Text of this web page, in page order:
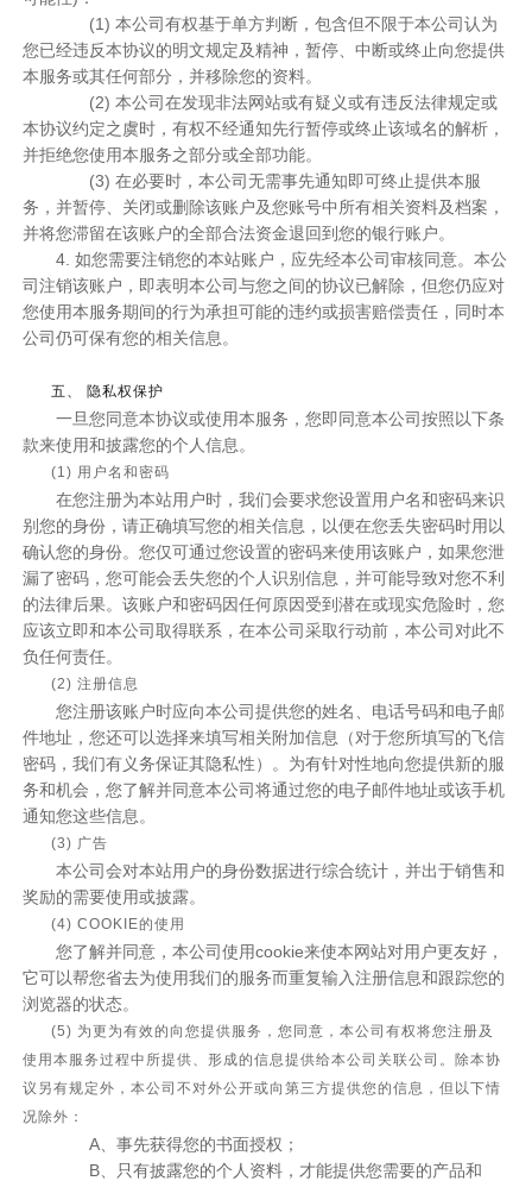
(1) 本公司有权基于单方判断，包含但不限于本公司认为
您已经违反本协议的明文规定及精神，暂停、中断或终止向您提供
本服务或其任何部分，并移除您的资料。
(2) 本公司在发现非法网站或有疑义或有违反法律规定或
本协议约定之虞时，有权不经通知先行暂停或终止该域名的解析，
并拒绝您使用本服务之部分或全部功能。
(3) 在必要时，本公司无需事先通知即可终止提供本服
务，并暂停、关闭或删除该账户及您账号中所有相关资料及档案，
并将您滞留在该账户的全部合法资金退回到您的银行账户。
4. 如您需要注销您的本站账户，应先经本公司审核同意。本公
司注销该账户，即表明本公司与您之间的协议已解除，但您仍应对
您使用本服务期间的行为承担可能的违约或损害赔偿责任，同时本
公司仍可保有您的相关信息。
五、 隐私权保护
一旦您同意本协议或使用本服务，您即同意本公司按照以下条
款来使用和披露您的个人信息。
(1) 用户名和密码
在您注册为本站用户时，我们会要求您设置用户名和密码来识
别您的身份，请正确填写您的相关信息，以便在您丢失密码时用以
确认您的身份。您仅可通过您设置的密码来使用该账户，如果您泄
漏了密码，您可能会丢失您的个人识别信息，并可能导致对您不利
的法律后果。该账户和密码因任何原因受到潜在或现实危险时，您
应该立即和本公司取得联系，在本公司采取行动前，本公司对此不
负任何责任。
(2) 注册信息
您注册该账户时应向本公司提供您的姓名、电话号码和电子邮
件地址，您还可以选择来填写相关附加信息（对于您所填写的飞信
密码，我们有义务保证其隐私性）。为有针对性地向您提供新的服
务和机会，您了解并同意本公司将通过您的电子邮件地址或该手机
通知您这些信息。
(3) 广告
本公司会对本站用户的身份数据进行综合统计，并出于销售和
奖励的需要使用或披露。
(4) COOKIE的使用
您了解并同意，本公司使用cookie来使本网站对用户更友好，
它可以帮您省去为使用我们的服务而重复输入注册信息和跟踪您的
浏览器的状态。
(5) 为更为有效的向您提供服务，您同意，本公司有权将您注册及
使用本服务过程中所提供、形成的信息提供给本公司关联公司。除本协
议另有规定外，本公司不对外公开或向第三方提供您的信息，但以下情
况除外：
A、事先获得您的书面授权；
B、只有披露您的个人资料，才能提供您需要的产品和